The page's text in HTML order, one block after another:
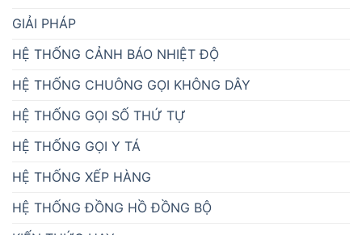
GIẢI PHÁP
HỆ THỐNG CẢNH BÁO NHIỆT ĐỘ
HỆ THỐNG CHUÔNG GỌI KHÔNG DÂY
HỆ THỐNG GỌI SỐ THỨ TỰ
HỆ THỐNG GỌI Y TÁ
HỆ THỐNG XẾP HÀNG
HỆ THỐNG ĐỒNG HỒ ĐỒNG BỘ